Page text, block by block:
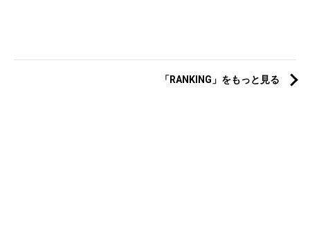
「RANKING」をもっと見る